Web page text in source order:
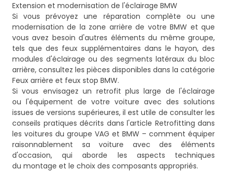
Extension et modernisation de l'éclairage BMW
Si vous prévoyez une réparation complète ou une
modernisation de la zone arrière de votre BMW et que
vous avez besoin d'autres éléments du même groupe,
tels que des feux supplémentaires dans le hayon, des
modules d'éclairage ou des segments latéraux du bloc
arrière, consultez les pièces disponibles dans la catégorie
Feux arrière et feux stop BMW.
Si vous envisagez un retrofit plus large de l'éclairage
ou l'équipement de votre voiture avec des solutions
issues de versions supérieures, il est utile de consulter les
conseils pratiques décrits dans l'article Retrofitting dans
les voitures du groupe VAG et BMW – comment équiper
raisonnablement sa voiture avec des éléments
d'occasion, qui aborde les aspects techniques
du montage et le choix des composants appropriés.